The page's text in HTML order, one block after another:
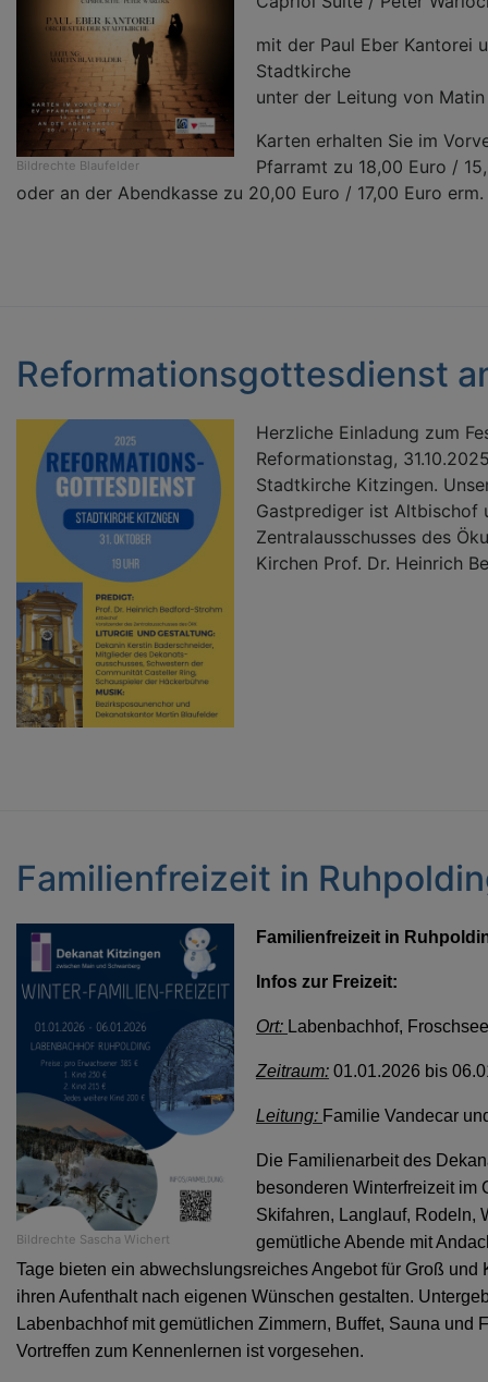
Bildrechte Blaufelder
mit der Paul Eber Kantorei
Stadtkirche
unter der Leitung von
Karten erhalten Sie im
Pfarramt zu 18,00 Euro /
oder an der Abendkasse zu 20,00 Euro / 17,00 Euro erm.
Reformationsgottesdienst
Herzliche Einladung zum
Reformationstag,
Stadtkirche Kitzingen.
Gastprediger ist Altbischof
Zentralausschusses des
Kirchen Prof. Dr. Heinrich
Familienfreizeit in
Bildrechte Sascha Wichert
Familienfreizeit in
Infos zur Freizeit:
Ort: Labenbachhof,
Zeitraum: 01.01.2026 bis
Leitung: Familie Vandecar
Die Familienarbeit des
besonderen Winterfreizeit im
Skifahren, Langlauf, Rodeln,
gemütliche Abende mit
Tage bieten ein abwechslungsreiches Angebot für Groß und
ihren Aufenthalt nach eigenen Wünschen gestalten.
Labenbachhof mit gemütlichen Zimmern, Buffet, Sauna und
Vortreffen zum Kennenlernen ist vorgesehen.